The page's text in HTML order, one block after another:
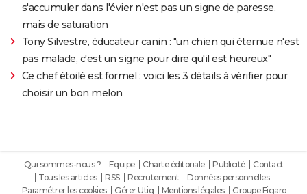
s'accumuler dans l'évier n'est pas un signe de paresse,
mais de saturation
Tony Silvestre, éducateur canin : "un chien qui éternue n'est
pas malade, c'est un signe pour dire qu'il est heureux"
Ce chef étoilé est formel : voici les 3 détails à vérifier pour
choisir un bon melon
Qui sommes-nous ? Equipe Charte éditoriale Publicité
Contact
Tous les articles
RSS Recrutement
Données personnelles
Paramétrer les cookies
Gérer Utiq Mentions légales Groupe Figaro